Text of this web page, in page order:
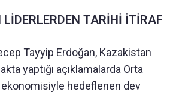
TARİHİ İTİRAF
Tayyip Erdoğan, Kazakistan
yaptığı açıklamalarda Orta
ekonomisiyle hedeflenen dev